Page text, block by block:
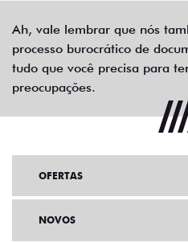
Ah, vale lembrar que nós
processo burocrático de
tudo que você precisa para
preocupações.
OFERTAS
NOVOS